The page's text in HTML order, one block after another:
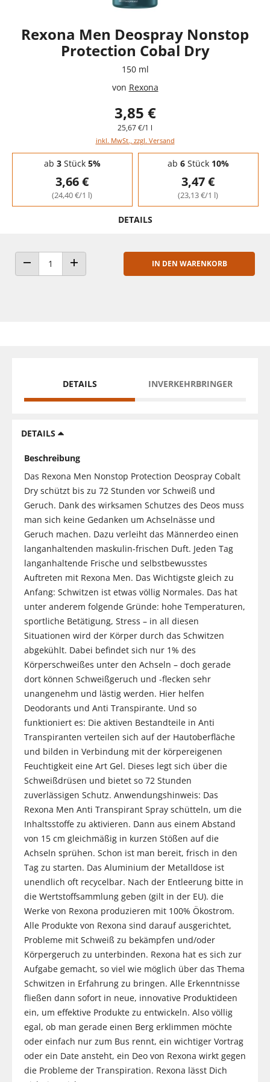
Rexona Men Deospray Nonstop
Protection Cobal Dry
150 ml
von Rexona
3,85 €
25,67 €/1 l
inkl. MwSt., zzgl. Versand
Staffelpreise - Mengenrabatt
ab 3Stück 5%
3,66 €
(24,40 €/1 l)
ab 6Stück 10%
3,47 €
(23,13 €/1 l)
DETAILS
ANZAHL VERRINGERNANZAHL ERHÖHEN
IN DEN WARENKORB
DETAILS INVERKEHRBRINGER
DETAILS
Beschreibung
Das Rexona Men Nonstop Protection Deospray Cobalt
Dry schützt bis zu 72 Stunden vor Schweiß und
Geruch. Dank des wirksamen Schutzes des Deos muss
man sich keine Gedanken um Achselnässe und
Geruch machen. Dazu verleiht das Männerdeo einen
langanhaltenden maskulin-frischen Duft. Jeden Tag
langanhaltende Frische und selbstbewusstes
Auftreten mit Rexona Men. Das Wichtigste gleich zu
Anfang: Schwitzen ist etwas völlig Normales. Das hat
unter anderem folgende Gründe: hohe Temperaturen,
sportliche Betätigung, Stress – in all diesen
Situationen wird der Körper durch das Schwitzen
abgekühlt. Dabei befindet sich nur 1% des
Körperschweißes unter den Achseln – doch gerade
dort können Schweißgeruch und -flecken sehr
unangenehm und lästig werden. Hier helfen
Deodorants und Anti Transpirante. Und so
funktioniert es: Die aktiven Bestandteile in Anti
Transpiranten verteilen sich auf der Hautoberfläche
und bilden in Verbindung mit der körpereigenen
Feuchtigkeit eine Art Gel. Dieses legt sich über die
Schweißdrüsen und bietet so 72 Stunden
zuverlässigen Schutz. Anwendungshinweis: Das
Rexona Men Anti Transpirant Spray schütteln, um die
Inhaltsstoffe zu aktivieren. Dann aus einem Abstand
von 15 cm gleichmäßig in kurzen Stößen auf die
Achseln sprühen. Schon ist man bereit, frisch in den
Tag zu starten. Das Aluminium der Metalldose ist
unendlich oft recycelbar. Nach der Entleerung bitte in
die Wertstoffsammlung geben (gilt in der EU). die
Werke von Rexona produzieren mit 100% Ökostrom.
Alle Produkte von Rexona sind darauf ausgerichtet,
Probleme mit Schweiß zu bekämpfen und/oder
Körpergeruch zu unterbinden. Rexona hat es sich zur
Aufgabe gemacht, so viel wie möglich über das Thema
Schwitzen in Erfahrung zu bringen. Alle Erkenntnisse
fließen dann sofort in neue, innovative Produktideen
ein, um effektive Produkte zu entwickeln. Also völlig
egal, ob man gerade einen Berg erklimmen möchte
oder einfach nur zum Bus rennt, ein wichtiger Vortrag
oder ein Date ansteht, ein Deo von Rexona wirkt gegen
die Probleme der Transpiration. Rexona lässt Dich